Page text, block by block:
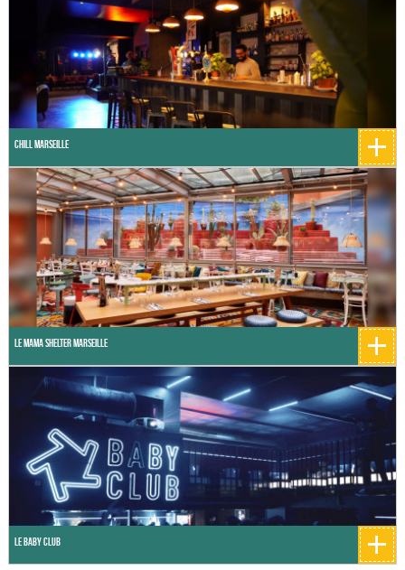
Chill Marseille +
Le Mama Shelter Marseille +
Le Baby Club +